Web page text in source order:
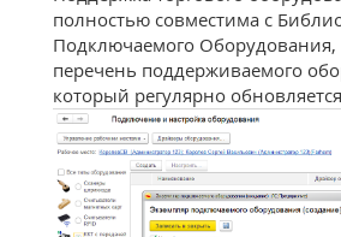
полностью совместима с
Подключаемого
перечень поддерживаемого
который регулярно